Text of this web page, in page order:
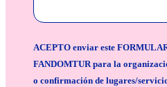
ACEPTO enviar este
FANDOMTUR para la
o confirmación de lugares/